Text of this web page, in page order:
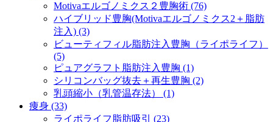
Motivaエルゴノミクス２豊胸術 (76)
ハイブリッド豊胸(Motivaエルゴノミクス2＋脂肪
注入) (3)
ビューティフィル脂肪注入豊胸（ライポライフ）
(5)
ピュアグラフト脂肪注入豊胸 (1)
シリコンバッグ抜去＋再生豊胸 (2)
乳頭縮小（乳管温存法） (1)
痩身 (33)
ライポライフ脂肪吸引 (23)